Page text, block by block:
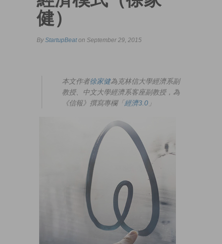
健）
By StartupBeaton September 29, 2015
本文作者徐家健為克林信大學經濟系副
教授、中文大學經濟系客座副教授，為
《信報》撰寫專欄「經濟3.0 」